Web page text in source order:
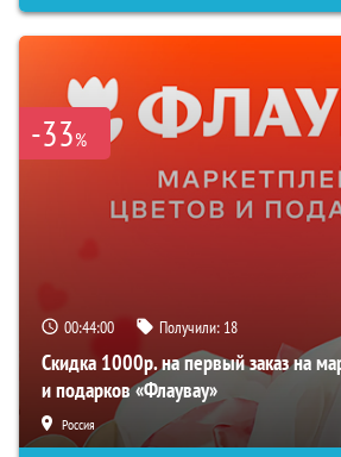
-33%
00:43:59 Получили: 18
Скидка 1000р. на первый заказ на
и подарков «Флаувау»
Россия